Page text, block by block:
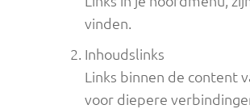
vinden.
Inhoudslinks
Links binnen de content
voor diepere